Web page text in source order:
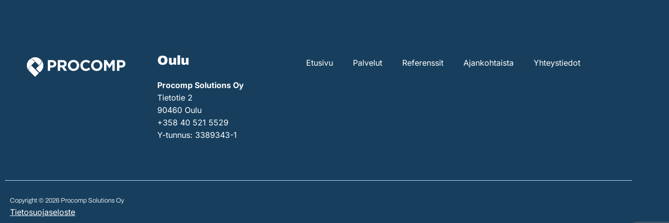
Oulu
Procomp Solutions Oy
Tietotie 2
90460 Oulu
+358 40 521 5529
Y-tunnus: 3389343-1
Etusivu Palvelut Referenssit Ajankohtaista Yhteystiedot
Copyright © 2026 Procomp Solutions Oy
Tietosuojaseloste